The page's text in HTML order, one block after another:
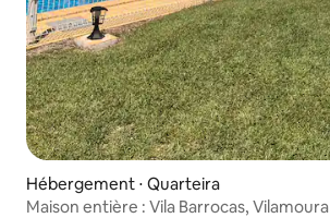
Hébergement ⋅ Quarteira
Maison entière : Vila Barrocas, Vilamoura